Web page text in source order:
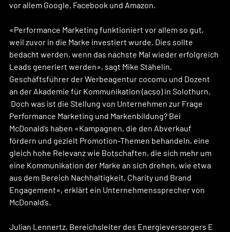
vor allem Google, Facebook und Amazon.
«Performance Marketing funktioniert vor allem so gut,
weil zuvor in die Marke investiert wurde. Dies sollte
bedacht werden, wenn das nächste Mal wieder erfolgreich
Leads generiert werden», sagt Mike Stähelin,
Geschäftsführer der Werbeagentur cocomu und Dozent
an der Akademie für Kommunikation (acso) in Solothurn.
Performance Marketing und Markenbildung? Bei
McDonald’s haben «Kampagnen, die den Abverkauf
fördern und gezielt Promotion-Themen behandeln, eine
gleich hohe Relevanz wie Botschaften, die sich mehr um
eine Kommunikation der Marke an sich drehen, wie etwa
aus dem Bereich Nachhaltigkeit, Charity und Brand
Engagement», erklärt ein Unternehmenssprecher von
McDonald’s.
Julian Lennertz, Bereichsleiter des Energieversorgers E